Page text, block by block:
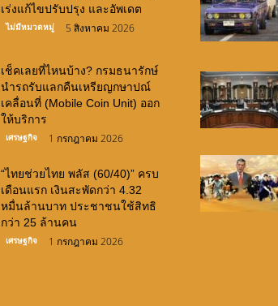
เร่งแก้ไขปรับปรุง และอัพเดต
ไม่มีหมวดหมู่ 5 สิงหาคม 2026
เช็คเลยที่ไหนบ้าง? กรมธนารักษ์
นำรถรับแลกคืนเหรียญกษาปณ์
เคลื่อนที่ (Mobile Coin Unit) ออก
ให้บริการ
เศรษฐกิจ 1 กรกฎาคม 2026
“ไทยช่วยไทย พลัส (60/40)” ครบ
เดือนแรก เงินสะพัดกว่า 4.32
หมื่นล้านบาท ประชาชนใช้สิทธิ
กว่า 25 ล้านคน
เศรษฐกิจ 1 กรกฎาคม 2026